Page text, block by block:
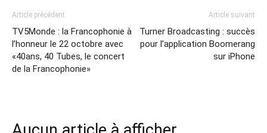
Article précédent
TV5Monde : la Francophonie à
l’honneur le 22 octobre avec
«40ans, 40 Tubes, le concert
de la Francophonie»
Article suivant
Turner Broadcasting : succès
pour l’application Boomerang
sur iPhone